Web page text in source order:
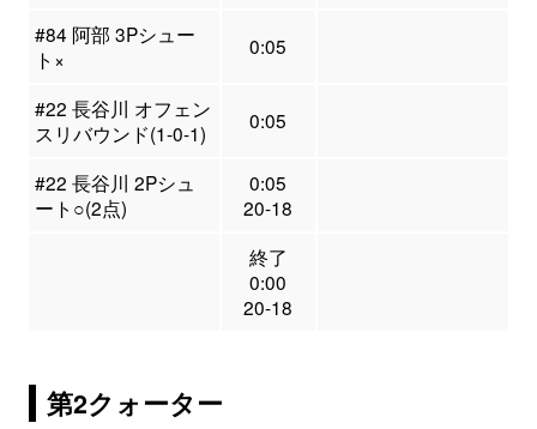
#84 阿部 3Pシュー
ト×
0:05
#22 長谷川 オフェン
スリバウンド(1-0-1)
0:05
#22 長谷川 2Pシュ
ート○(2点)
0:05
20-18
終了
0:00
20-18
第2クォーター